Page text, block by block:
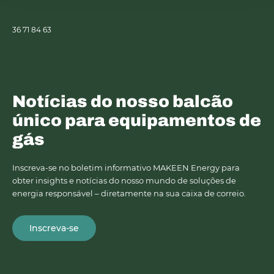
36 71 84 63
Notícias do nosso balcão
único para equipamentos de
gás
Inscreva-se no boletim informativo MAKEEN Energy para
obter insights e notícias do nosso mundo de soluções de
energia responsável – diretamente na sua caixa de correio.
Inscreva-se